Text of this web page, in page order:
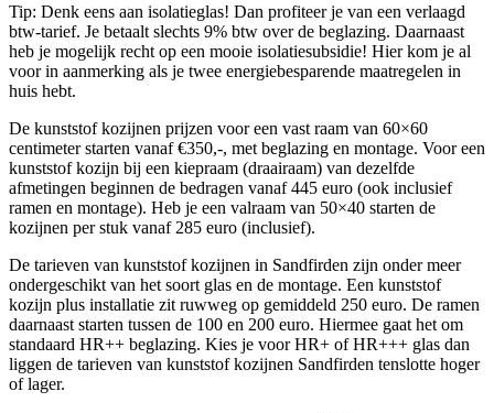
Tip: Denk eens aan isolatieglas! Dan profiteer je van een verlaagd
btw-tarief. Je betaalt slechts 9% btw over de beglazing. Daarnaast
heb je mogelijk recht op een mooie isolatiesubsidie! Hier kom je al
voor in aanmerking als je twee energiebesparende maatregelen in
huis hebt.
De kunststof kozijnen prijzen voor een vast raam van 60×60
centimeter starten vanaf €350,-, met beglazing en montage. Voor een
kunststof kozijn bij een kiepraam (draairaam) van dezelfde
afmetingen beginnen de bedragen vanaf 445 euro (ook inclusief
ramen en montage). Heb je een valraam van 50×40 starten de
kozijnen per stuk vanaf 285 euro (inclusief).
De tarieven van kunststof kozijnen in Sandfirden zijn onder meer
ondergeschikt van het soort glas en de montage. Een kunststof
kozijn plus installatie zit ruwweg op gemiddeld 250 euro. De ramen
daarnaast starten tussen de 100 en 200 euro. Hiermee gaat het om
standaard HR++ beglazing. Kies je voor HR+ of HR+++ glas dan
liggen de tarieven van kunststof kozijnen Sandfirden tenslotte hoger
of lager.